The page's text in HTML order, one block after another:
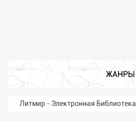
ЖАНРЫ
Литмир - Электронная Библиотека